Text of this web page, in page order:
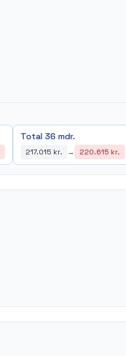
Total 36 mdr.
217.015 kr. → 220.615 kr.